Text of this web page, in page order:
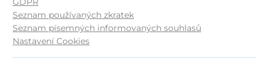
Seznam používaných zkratek
Seznam písemných informovaných souhlasů
Nastavení Cookies